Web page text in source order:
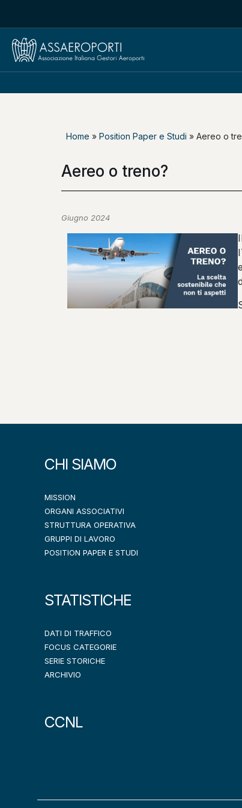
Home » Position Paper e Studi » Aereo o
Aereo o treno?
Giugno 2024
CHI SIAMO
MISSION
ORGANI ASSOCIATIVI
STRUTTURA OPERATIVA
GRUPPI DI LAVORO
POSITION PAPER E STUDI
STATISTICHE
DATI DI TRAFFICO
FOCUS CATEGORIE
SERIE STORICHE
ARCHIVIO
CCNL